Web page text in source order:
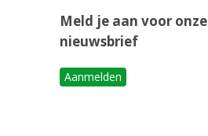
Meld je aan voor onze
nieuwsbrief
Aanmelden